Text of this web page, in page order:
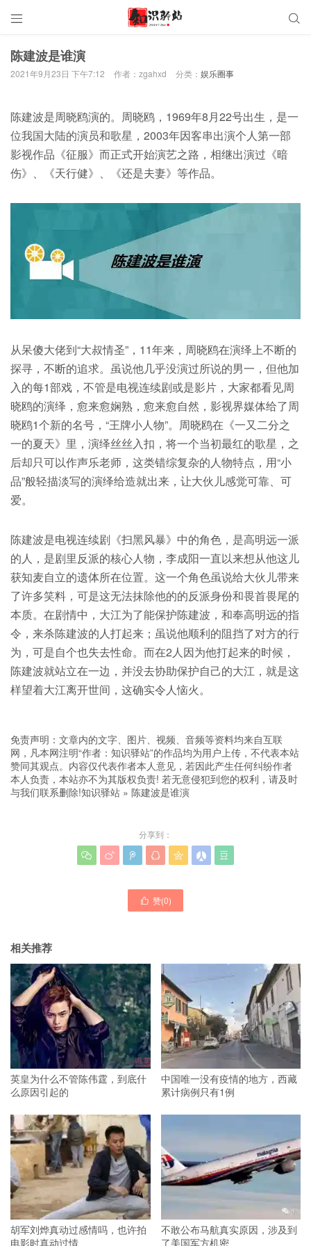
 
陈建波是谁演
2021年9月23日 下午7:12 作者：zgahxd 分类： 娱乐圈事
陈建波是周晓鸥演的。周晓鸥，1969年8月22号出生，是一
位我国大陆的演员和歌星，2003年因客串出演个人第一部
影视作品《征服》而正式开始演艺之路，相继出演过《暗
伤》、《天行健》、《还是夫妻》等作品。
从呆傻大佬到“大叔情圣”，11年来，周晓鸥在演绎上不断的
探寻，不断的追求。虽说他几乎没演过所说的男一，但他加
入的每1部戏，不管是电视连续剧或是影片，大家都看见周
晓鸥的演绎，愈来愈娴熟，愈来愈自然，影视界媒体给了周
晓鸥1个新的名号，“王牌小人物”。周晓鸥在《一又二分之
一的夏天》里，演绎丝丝入扣，将一个当初最红的歌星，之
后却只可以作声乐老师，这类错综复杂的人物特点，用“小
品”般轻描淡写的演绎给造就出来，让大伙儿感觉可靠、可
爱。
陈建波是电视连续剧《扫黑风暴》中的角色，是高明远一派
的人，是剧里反派的核心人物，李成阳一直以来想从他这儿
获知麦自立的遗体所在位置。这一个角色虽说给大伙儿带来
了许多笑料，可是这无法抹除他的的反派身份和畏首畏尾的
本质。在剧情中，大江为了能保护陈建波，和奉高明远的指
令，来杀陈建波的人打起来；虽说他顺利的阻挡了对方的行
为，可是自个也失去性命。而在2人因为他打起来的时候，
陈建波就站立在一边，并没去协助保护自己的大江，就是这
样望着大江离开世间，这确实令人恼火。
免责声明：文章内的文字、图片、视频、音频等资料均来自互联
网，凡本网注明“作者：知识驿站”的作品均为用户上传，不代表本站
赞同其观点。内容仅代表作者本人意见，若因此产生任何纠纷作者
本人负责，本站亦不为其版权负责! 若无意侵犯到您的权利，请及时
与我们联系删除!知识驿站 » 陈建波是谁演
分享到：
      
 赞(0)
相关推荐
英皇为什么不管陈伟霆，到底什
么原因引起的
中国唯一没有疫情的地方，西藏
累计病例只有1例
胡军刘烨真动过感情吗，也许拍
电影时真动过情
不敢公布马航真实原因，涉及到
了美国军方机密